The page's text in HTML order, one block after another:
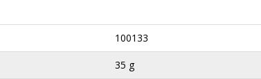
100133
35 g